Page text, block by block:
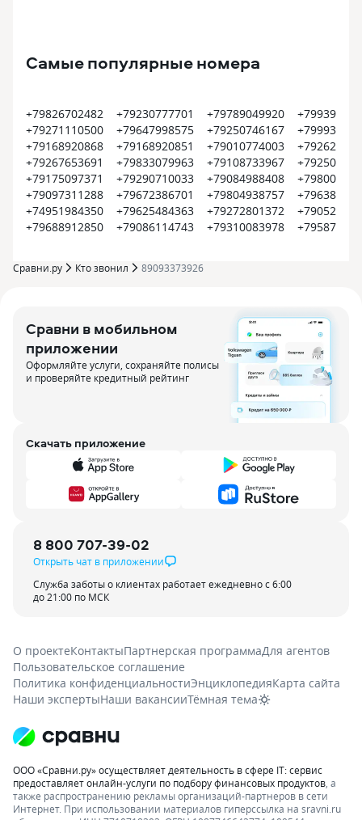
Самые популярные номера
+79826702482
+79271110500
+79168920868
+79267653691
+79175097371
+79097311288
+74951984350
+79688912850
+79230777701
+79647998575
+79168920851
+79833079963
+79290710033
+79672386701
+79625484363
+79086114743
+79789049920
+79250746167
+79010774003
+79108733967
+79084988408
+79804938757
+79272801372
+79310083978
Сравни.ру Кто звонил 89093373926
Сравни в мобильном
приложении
Оформляйте услуги, сохраняйте полисы
и проверяйте кредитный рейтинг
Скачать приложение
8 800 707-39-02
Открыть чат в приложении
Служба заботы о клиентах работает ежедневно с 6:00
до 21:00 по МСК
О проектеКонтактыПартнерская программаДля агентов
Пользовательское соглашение
Политика конфиденциальностиЭнциклопедияКарта сайта
Наши экспертыНаши вакансииТёмная тема
ООО «Сравни.ру» осуществляет деятельность в сфере IT: сервис
предоставляет онлайн-услуги по подбору финансовых продуктов , а
также распространению рекламы организаций-партнеров в сети
Интернет. При использовании материалов гиперссылка на sravni.ru